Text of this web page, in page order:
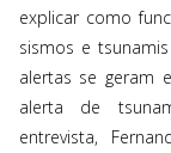
explicar como
sismos e
alertas se geram
alerta de
entrevista,